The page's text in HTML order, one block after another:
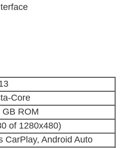
Core
ROM
of 1280x480)
CarPlay, Android Auto